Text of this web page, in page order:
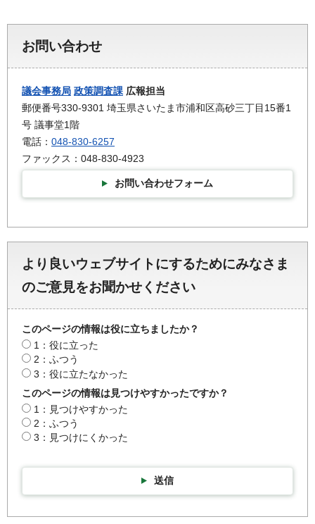
お問い合わせ
議会事務局 政策調査課 広報担当
郵便番号330-9301 埼玉県さいたま市浦和区高砂三丁目15番1
号 議事堂1階
電話： 048-830-6257
ファックス：048-830-4923
お問い合わせフォーム
より良いウェブサイトにするためにみなさま
のご意見をお聞かせください
このページの情報は役に立ちましたか？
1：役に立った
2：ふつう
3：役に立たなかった
このページの情報は見つけやすかったですか？
1：見つけやすかった
2：ふつう
3：見つけにくかった
送信